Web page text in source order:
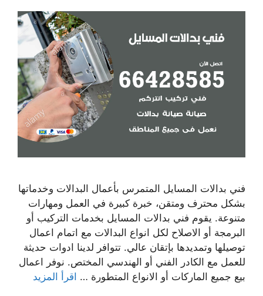
فني بدالات المسايل المتمرس بأعمال البدالات وخدماتها
بشكل محترف ومتقن، خبرة كبيرة في العمل ومهارات
متنوعة. يقوم فني بدالات المسايل بخدمات التركيب أو
البرمجة أو الاصلاح لكل انواع البدالات مع اتمام اعمال
توصيلها وتمديدها بإتقان عالي. تتوافر لدينا ادوات حديثة
للعمل مع الكادر الفني أو الهندسي المختص. نوفر اعمال
بيع جميع الماركات أو الانواع المتطورة … اقرأ المزيد